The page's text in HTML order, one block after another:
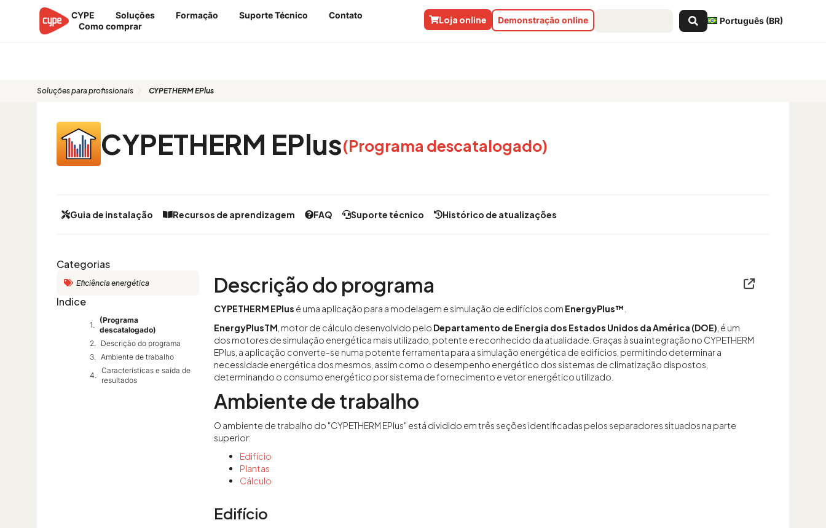
CYPE Soluções Formação Suporte Técnico
Contato
Como comprar
Português (BR)
Pesquisar
...
Demonstração online
Loja online
Soluções para profissionais CYPETHERM EPlus
CYPETHERM EPlus(Programa descatalogado)
Guia de instalação Recursos de aprendizagem FAQ Suporte técnico Histórico de atualizações
Categorias
Eficiência energética
Indice
(Programa
descatalogado)
Descrição do programa
Ambiente de trabalho
Características e saída de
resultados
Descrição do programa
CYPETHERM EPlus é uma aplicação para a modelagem e simulação de edifícios com EnergyPlus™
EnergyPlusTM , motor de cálculo desenvolvido pelo Departamento de Energia dos Estados Unidos da América (DOE) , é um
dos motores de simulação energética mais utilizado, potente e reconhecido da atualidade. Graças à sua integração no CYPETHERM
EPlus, a aplicação converte-se numa potente ferramenta para a simulação energética de edifícios, permitindo determinar a
necessidade energética dos mesmos, assim como o desempenho energético dos sistemas de climatização dispostos,
determinando o consumo energético por sistema de fornecimento e vetor energético utilizado.
Ambiente de trabalho
O ambiente de trabalho do "CYPETHERM EPlus" está dividido em três seções identificadas pelos separadores situados na parte
superior:
Edifício
Plantas
Cálculo
Edifício